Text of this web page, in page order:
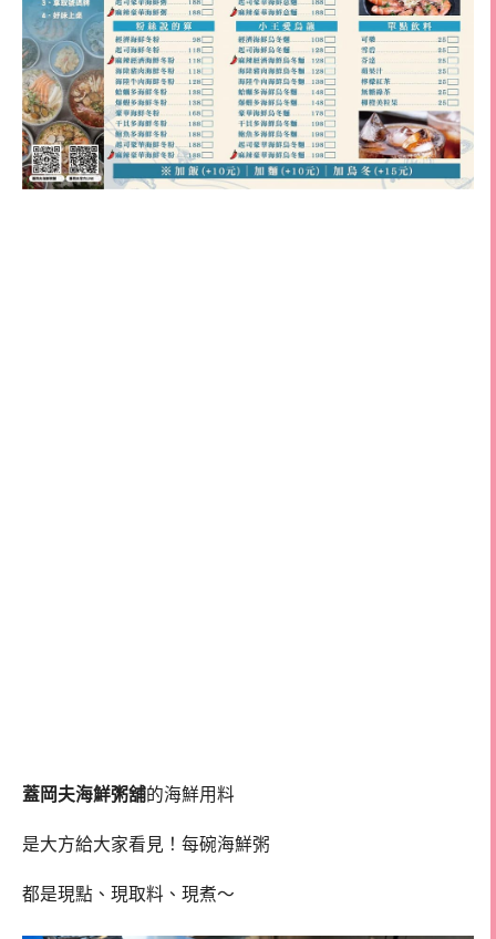
蓋岡夫海鮮粥舖的海鮮用料
是大方給大家看見！每碗海鮮粥
都是現點、現取料、現煮～